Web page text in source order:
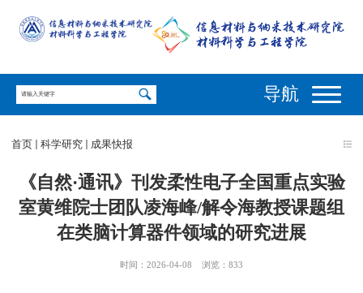
导航
首页 科学研究 成果快报
《自然·通讯》刊发柔性电子全国重点实验
室黄维院士团队凌海峰/解令海教授课题组
在类脑计算器件领域的研究进展
时间：2026-04-08 浏览： 833